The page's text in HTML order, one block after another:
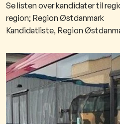
​Se listen over kandidater til
region; Region Østdanmark
Kandidatliste, Region